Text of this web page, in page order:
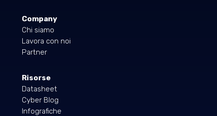
Company
Chi siamo
Lavora con noi
Partner
Risorse
Datasheet
Cyber Blog
Infografiche